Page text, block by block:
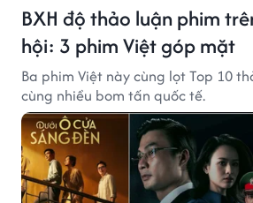
BXH độ thảo luận phim
hội: 3 phim Việt góp mặt
Ba phim Việt này cùng lọt Top 10
cùng nhiều bom tấn quốc tế.